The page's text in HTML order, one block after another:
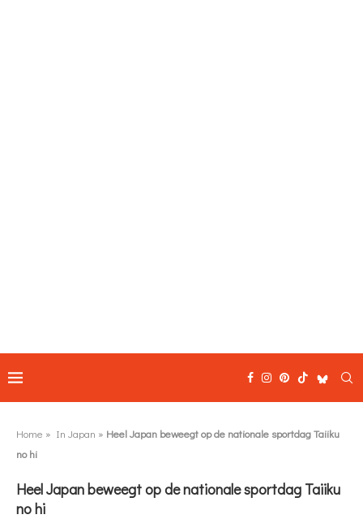
Home » In Japan » Heel Japan beweegt op de nationale sportdag Taiiku
no hi
Heel Japan beweegt op de nationale sportdag Taiiku
no hi